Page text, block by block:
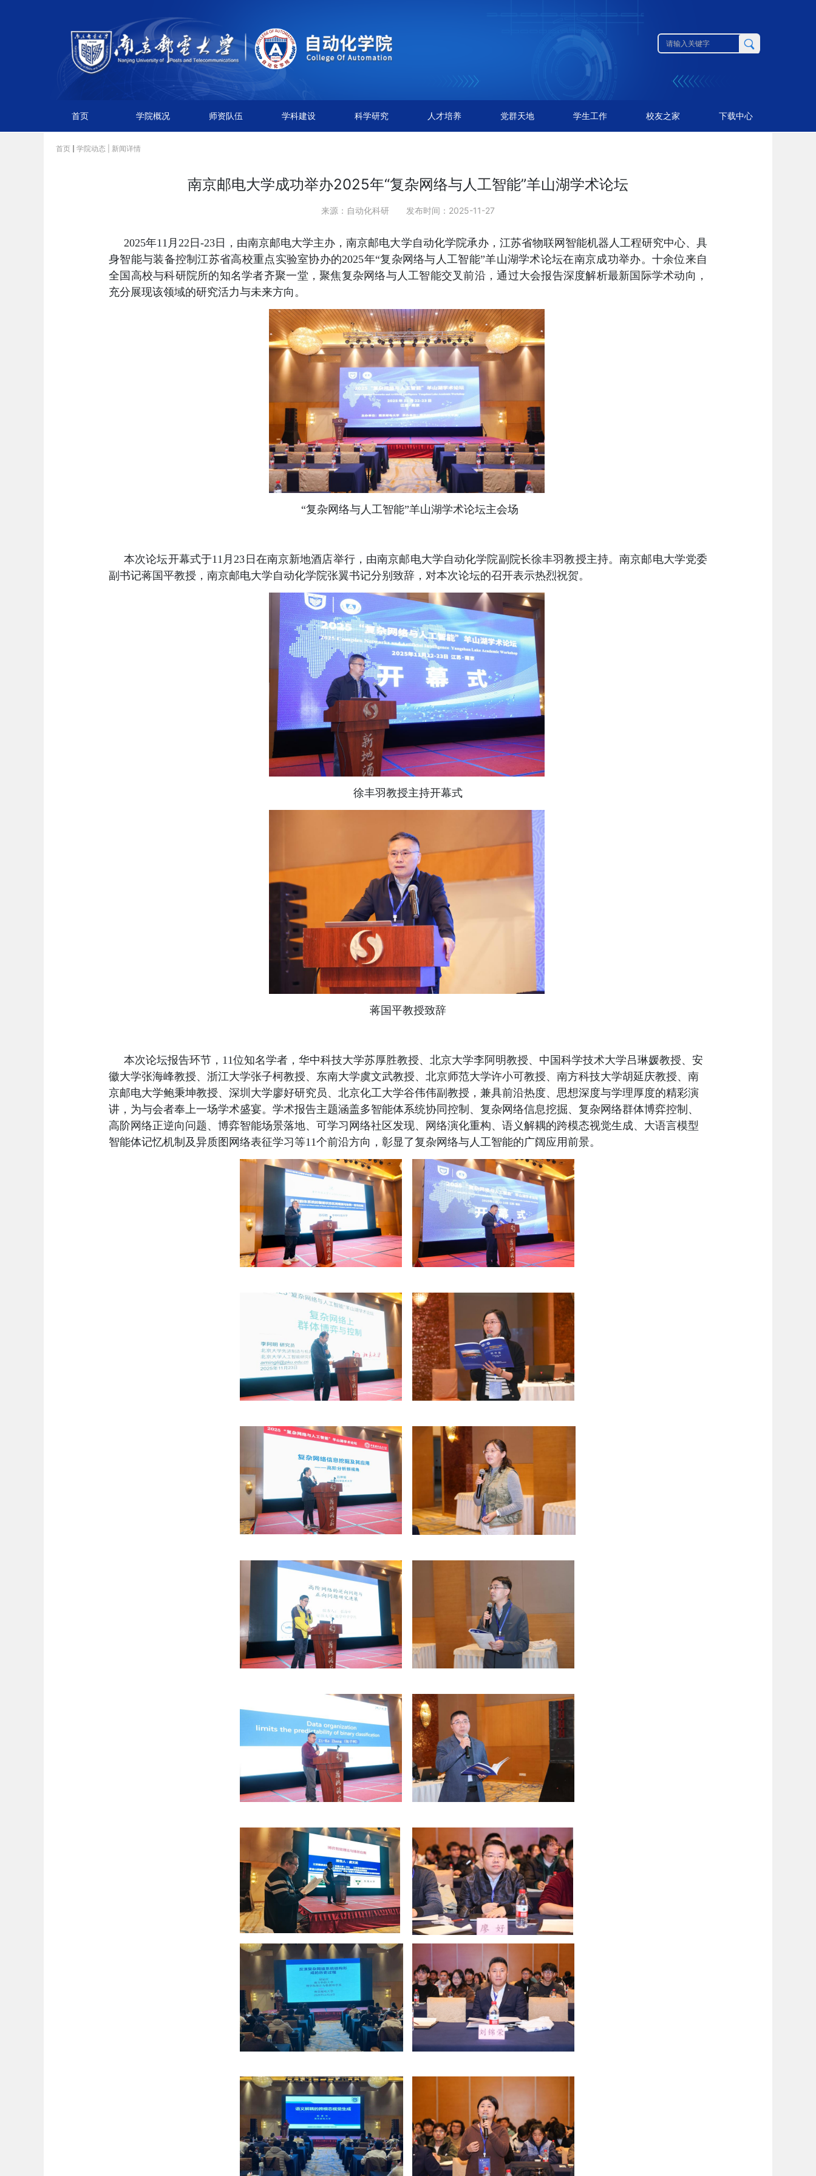
首页 学院概况 师资队伍 学科建设 科学研究 人才培养 党群天地 学生工作 校友之家 下载中心
首页 学院动态 | 新闻详情
南京邮电大学成功举办2025年“复杂网络与人工智能”羊山湖学术论坛
来源：自动化科研 发布时间：2025-11-27
2025年11 月22 日-23 日，由南京邮电大学主办，南京邮电大学自动化学院承办， 江苏省物联网智能机器人工程研究中心、具
身智能与装备控制江苏省高校重点实验室协办的2025年“复杂网络与人工智能”羊山湖学术论坛在南京成功举办。 十余位来自
全国高校与科研院所的知名学者齐聚一堂，聚焦复杂网络与人工智能交叉前沿，通过大会报告深度解析最新国际学术动向，
充分展现该领域的研究活力与未来方向。
“复杂网络与人工智能”羊山湖学术论坛主会场
本次论坛开幕式于11 月23 日在南京新地酒店举行，由南京邮电大学自动化学院副 院长徐丰羽教授主持。南京邮电大学党委
副书记蒋国平教授， 南京邮电大学自动化学院张翼书记分别致辞，对本次论坛的召开表示热烈祝贺。
徐丰羽教授主持开幕式
蒋国平教授致辞
本次论坛报告环节，11位知名学者 ， 华中科技大学苏厚胜教授、北京大学李阿明教授、中国科学技术大学吕琳媛教授、安
徽大学张海峰教授、浙江大学张子柯教授、东南大学虞文武教授、北京师范大学许小可教授、南方科技大学胡延庆教授、南
京邮电大学鲍秉坤教授、深圳大学廖好研究员 、北京化工大学谷伟伟副教授 ， 兼具前沿热度、思想深度与学理厚度的精彩演
讲，为与会者奉上一场学术盛宴。 学术报告主题涵盖多智能体系统协同控制、 复杂网络信息挖掘、 复杂网络群体博弈控制 、
高阶网络正逆向问题、博弈智能场景落地、 可学习网络社区发现、 网络演化重构、 语义解耦的跨模态视觉生成、大语言模型
智能体记忆机制及异质图 网络表征学习等11个前沿方向，彰显了复杂网络与人工智能的广阔应用前景。